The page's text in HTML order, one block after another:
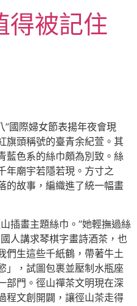
得被記住
國際婦女節表揚年夜會現
旗頭稱號的臺青余紀萱。其
藍色系的絲巾頗為別致。絲
年廟宇若隱若現。方寸之
的故事，編織進了統一幅畫
插畫主題絲巾。”她輕撫過絲
人講求琴棋字畫詩酒茶，也
們生這些千紙鶴，帶著牛土
」，試圖包裹並壓制水瓶座
部門。徑山禪茶文明現在深
程文創開闢，讓徑山茶走得